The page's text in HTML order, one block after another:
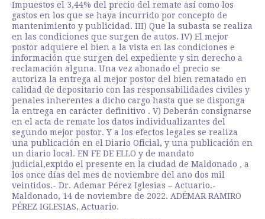
Impuestos el 3,44% del precio del remate así como los
gastos en los que se haya incurrido por concepto de
mantenimiento y publicidad. III) Que la subasta se realiza
en las condiciones que surgen de autos. IV) El mejor
postor adquiere el bien a la vista en las condiciones e
información que surgen del expediente y sin derecho a
reclamación alguna. Una vez abonado el precio se
autoriza la entrega al mejor postor del bien rematado en
calidad de depositario con las responsabilidades civiles y
penales inherentes a dicho cargo hasta que se disponga
la entrega en carácter definitivo . V) Deberán consignarse
en el acta de remate los datos individualizantes del
segundo mejor postor. Y a los efectos legales se realiza
una publicación en el Diario Oficial, y una publicación en
un diario local. EN FE DE ELLO y de mandato
judicial,expido el presente en la ciudad de Maldonado , a
los once días del mes de noviembre del año dos mil
veintidos.- Dr. Ademar Pérez Iglesias – Actuario.-
Maldonado, 14 de noviembre de 2022. ADÉMAR RAMIRO
PÉREZ IGLESIAS, Actuario.